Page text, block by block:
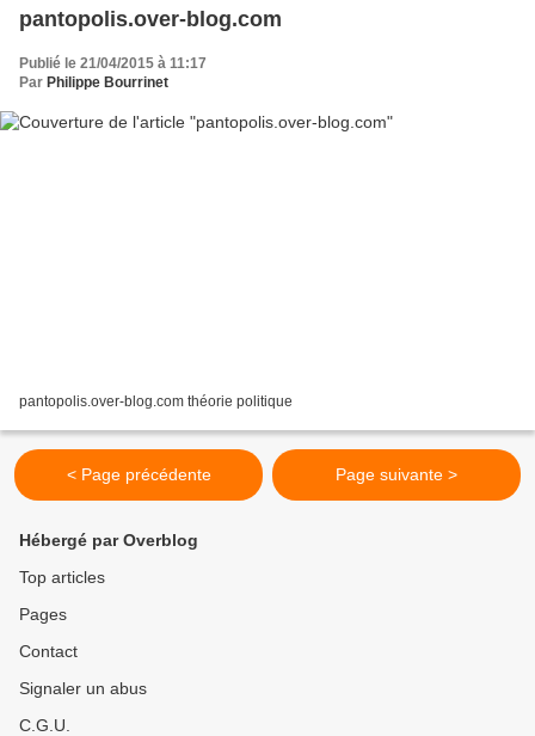
pantopolis.over-blog.com
Publié le 21/04/2015 à 11:17
Par Philippe Bourrinet
pantopolis.over-blog.com théorie politique
< Page précédente Page suivante >
Hébergé par Overblog
Top articles
Pages
Contact
Signaler un abus
C.G.U.